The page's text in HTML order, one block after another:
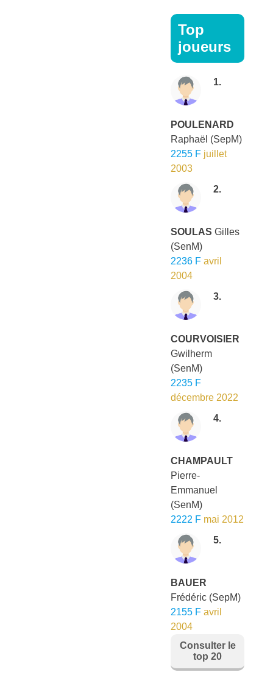
Top
joueurs
1.
POULENARD
Raphaël (SepM)
2255 F juillet
2003
2.
SOULAS Gilles
(SenM)
2236 F avril
2004
3.
COURVOISIER
Gwilherm
(SenM)
2235 F
décembre 2022
4.
CHAMPAULT
Pierre-
Emmanuel
(SenM)
2222 F mai 2012
5.
BAUER
Frédéric (SepM)
2155 F avril
2004
Consulter le
top 20